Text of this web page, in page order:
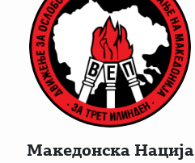
Македонска Нација